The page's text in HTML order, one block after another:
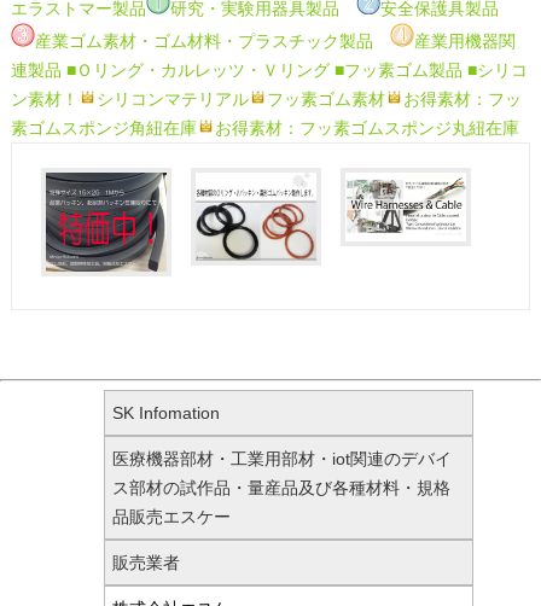
エラストマー製品
研究・実験用器具製品
安全保護具製品
産業ゴム素材・ゴム材料・プラスチック製品
産業用機器関
連製品 ■Ｏリング・カルレッツ・Ｖリング ■フッ素ゴム製品 ■シリコ
ン素材！
シリコンマテリアル フッ素ゴム素材
お得素材：フッ
素ゴムスポンジ角紐在庫
お得素材：フッ素ゴムスポンジ丸紐在庫
SK Infomation
医療機器部材・工業用部材・iot関連のデバイ
ス部材の試作品・量産品及び各種材料・規格
品販売エスケー
販売業者